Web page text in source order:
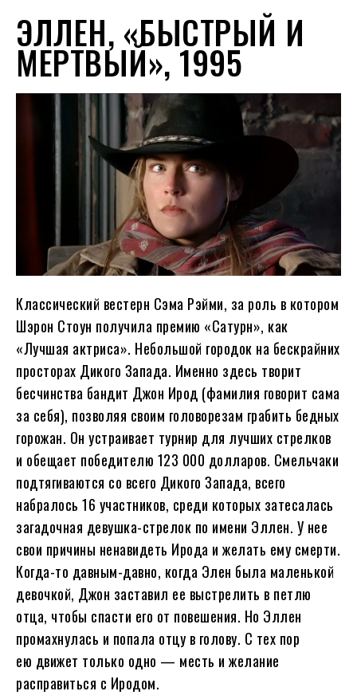
ЭЛЛЕН, «БЫСТРЫЙ И
МЕРТВЫЙ», 1995
Классический вестерн Сэма Рэйми, за роль в котором
Шэрон Стоун получила премию «Сатурн», как
«Лучшая актриса». Небольшой городок на бескрайних
просторах Дикого Запада. Именно здесь творит
бесчинства бандит Джон Ирод (фамилия говорит сама
за себя), позволяя своим головорезам грабить бедных
горожан. Он устраивает турнир для лучших стрелков
и обещает победителю 123 000 долларов. Смельчаки
подтягиваются со всего Дикого Запада, всего
набралось 16 участников, среди которых затесалась
загадочная девушка-стрелок по имени Эллен. У нее
свои причины ненавидеть Ирода и желать ему смерти.
Когда-то давным-давно, когда Элен была маленькой
девочкой, Джон заставил ее выстрелить в петлю
отца, чтобы спасти его от повешения. Но Эллен
промахнулась и попала отцу в голову. С тех пор
ею движет только одно — месть и желание
расправиться с Иродом.